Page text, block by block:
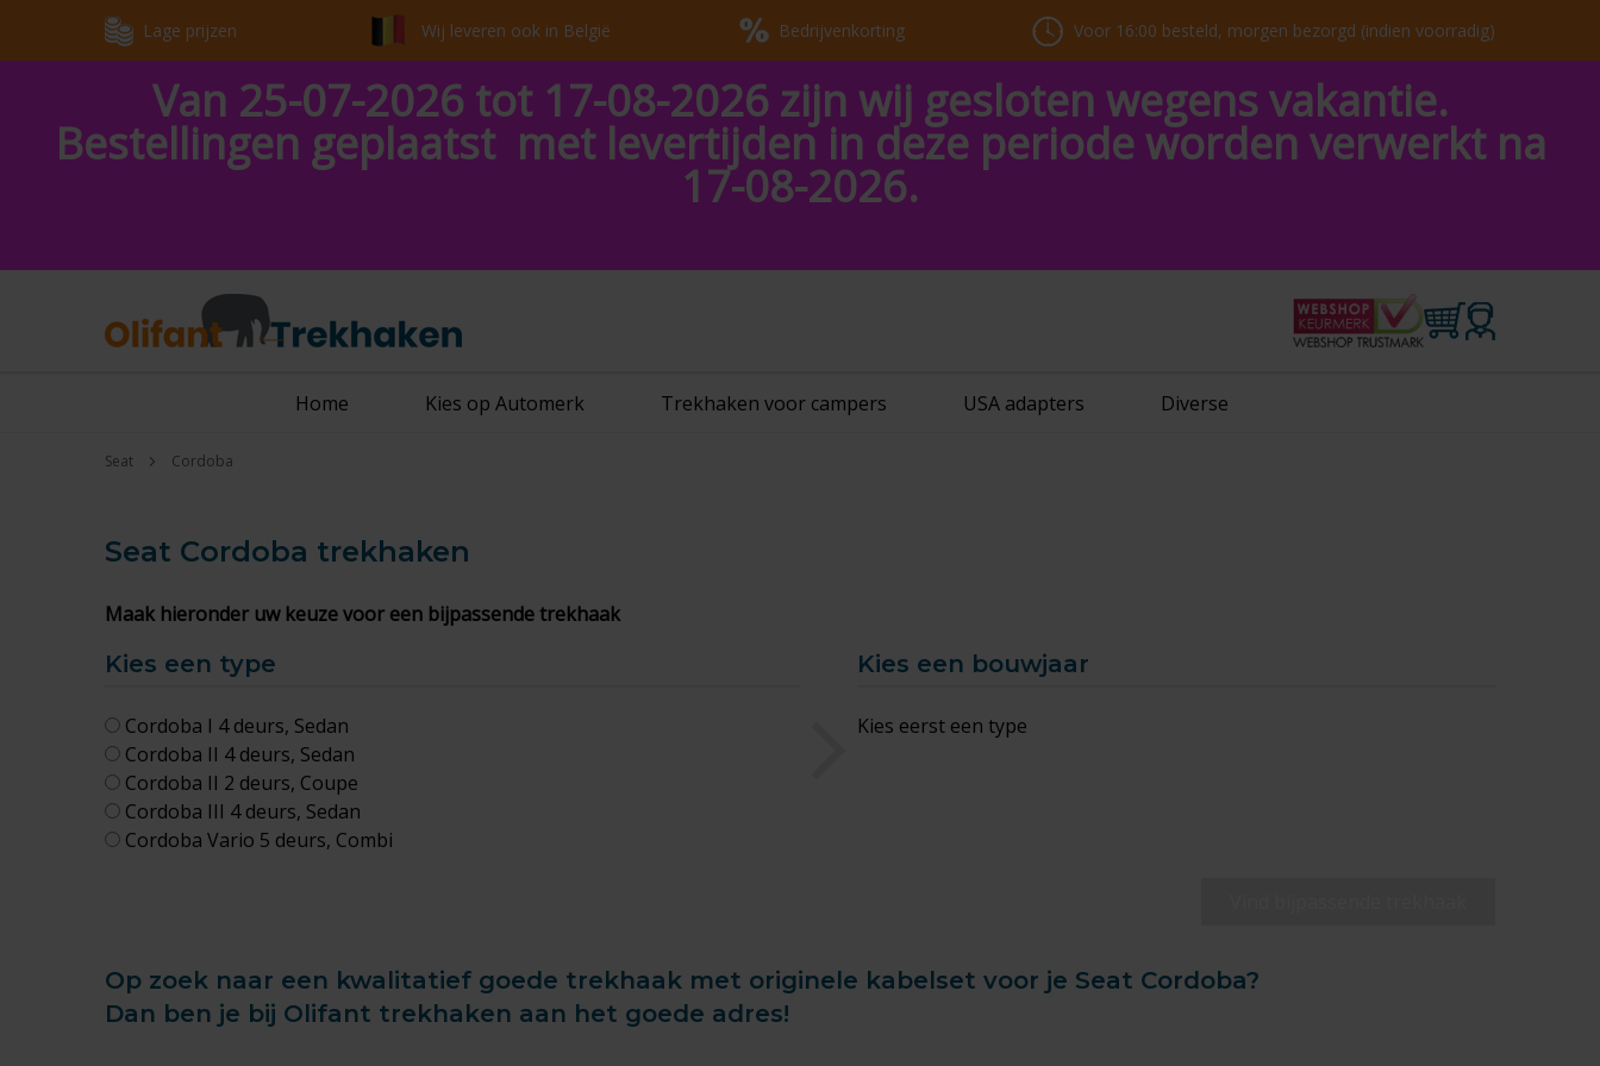
Lage prijzen Wij leveren ook in België Bedrijvenkorting Voor 16:00 besteld, morgen bezorgd (indien voorradig)
Van 25-07-2026 tot 17-08-2026 zijn wij gesloten wegens vakantie.
Bestellingen geplaatst met levertijden in deze periode worden verwerkt na
17-08-2026.
Home Kies op Automerk Trekhaken voor campers USA adapters Diverse
Seat Cordoba
Seat Cordoba trekhaken
Maak hieronder uw keuze voor een bijpassende trekhaak
Kies een type
Cordoba I 4 deurs, Sedan
Cordoba II 4 deurs, Sedan
Cordoba II 2 deurs, Coupe
Cordoba III 4 deurs, Sedan
Cordoba Vario 5 deurs, Combi
Kies een bouwjaar
Kies eerst een type
Op zoek naar een kwalitatief goede trekhaak met originele kabelset voor je Seat Cordoba?
Dan ben je bij Olifant trekhaken aan het goede adres!